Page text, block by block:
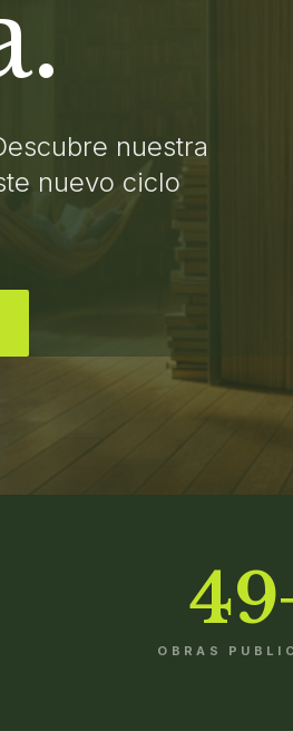
nuestra
nuevo ciclo
OBRAS